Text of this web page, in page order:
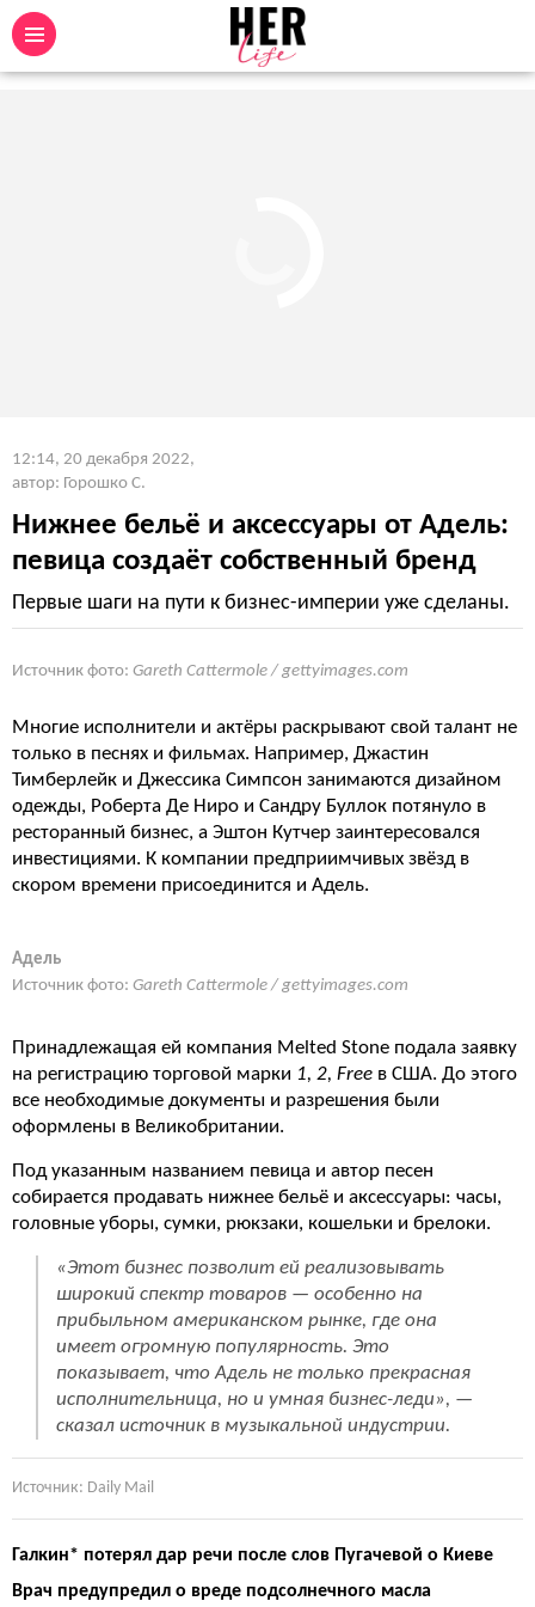
12:14, 20 декабря 2022,
автор: Горошко С.
Нижнее бельё и аксессуары от Адель:
певица создаёт собственный бренд
Первые шаги на пути к бизнес-империи уже сделаны.
Источник фото: Gareth Cattermole / gettyimages.com
Многие исполнители и актёры раскрывают свой талант не
только в песнях и фильмах. Например, Джастин
Тимберлейк и Джессика Симпсон занимаются дизайном
одежды, Роберта Де Ниро и Сандру Буллок потянуло в
ресторанный бизнес, а Эштон Кутчер заинтересовался
инвестициями. К компании предприимчивых звёзд в
скором времени присоединится и Адель.
Адель
Источник фото: Gareth Cattermole / gettyimages.com
Принадлежащая ей компания Melted Stone подала заявку
на регистрацию торговой марки 1, 2, Free в США. До этого
все необходимые документы и разрешения были
оформлены в Великобритании.
Под указанным названием певица и автор песен
собирается продавать нижнее бельё и аксессуары: часы,
головные уборы, сумки, рюкзаки, кошельки и брелоки.
«Этот бизнес позволит ей реализовывать
широкий спектр товаров — особенно на
прибыльном американском рынке, где она
имеет огромную популярность. Это
показывает, что Адель не только прекрасная
исполнительница, но и умная бизнес-леди», —
сказал источник в музыкальной индустрии.
Источник: Daily Mail
Галкин* потерял дар речи после слов Пугачевой о Киеве
Врач предупредил о вреде подсолнечного масла